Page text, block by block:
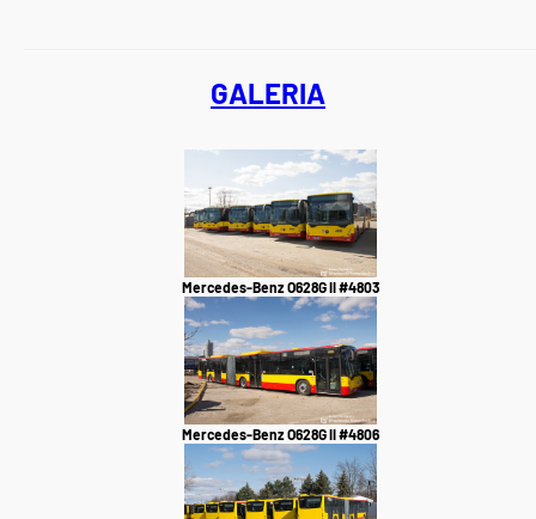
GALERIA
Mercedes-Benz O628G II #4803
Mercedes-Benz O628G II #4806